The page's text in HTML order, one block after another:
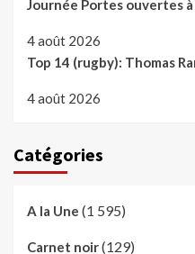
Journée Portes ouvertes
4 août 2026
Top 14 (rugby): Thomas
4 août 2026
Catégories
A la Une (1 595)
Carnet noir(129)